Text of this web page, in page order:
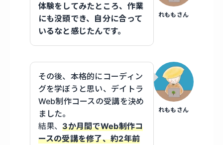
れももさん
体験をしてみたところ、作業
にも没頭でき、自分に合って
いるなと感じたんです。
れももさん
その後、本格的にコーディン
グを学ぼうと思い、デイトラ
Web制作コースの受講を決め
ました。
結果、3か月間でWeb制作コ
ースの受講を修了、約2年前